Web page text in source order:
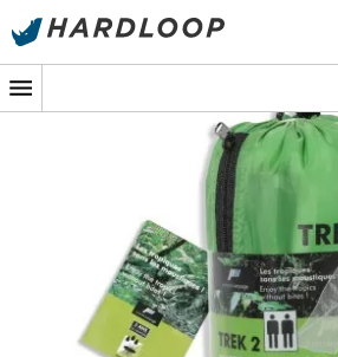
Sommarerbjudanden 🔥 -5 % EXTRA